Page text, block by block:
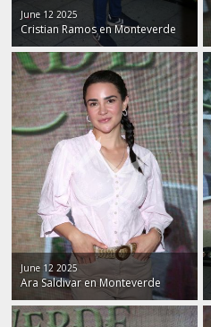
June 12 2025
Cristian Ramos en Monteverde
June 12 2025
Ara Saldivar en Monteverde